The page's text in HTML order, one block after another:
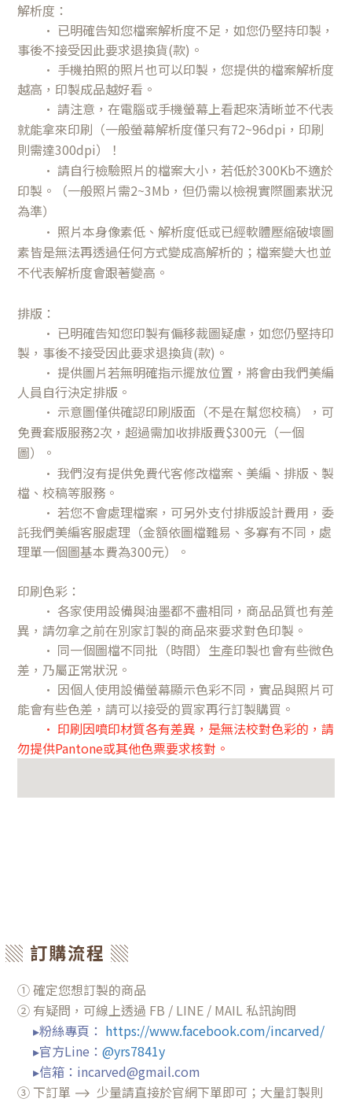
解析度：
• 已明確告知您檔案解析度不足，如您仍堅持印製，
事後不接受因此要求退換貨(款)。
• 手機拍照的照片也可以印製，您提供的檔案解析度
越高，印製成品越好看。
• 請注意，在電腦或手機螢幕上看起來清晰並不代表
就能拿來印刷（一般螢幕解析度僅只有72~96dpi，印刷
則需達300dpi）！
• 請自行檢驗照片的檔案大小，若低於300Kb不適於
印製。（一般照片需2~3Mb，但仍需以檢視實際圖素狀況
為準）
• 照片本身像素低、解析度低或已經軟體壓縮破壞圖
素皆是無法再透過任何方式變成高解析的；檔案變大也並
不代表解析度會跟著變高。
排版：
• 已明確告知您印製有偏移裁圖疑慮 ，如您仍堅持印
製，事後不接受因此要求退換貨(款)。
• 提供圖片若無明確指示擺放位置，將會由我們美編
人員自行決定排版。
• 示意圖僅供確認印刷版面（不是在幫您校稿），可
免費套版服務2次，超過需加收排版費$300元（一個
圖）。
• 我們沒有提供免費代客修改檔案、美編、排版、製
檔、校稿等服務。
• 若您不會處理檔案，可另外支付排版設計費用 ，委
託我們美編客服處理 （金額依圖檔難易、多寡有不同，處
理單一個圖基本費為300元）。
印刷色彩：
• 各家使用設備與油墨都不盡相同，商品品質也有差
異，請勿拿之前在別家訂製的商品來要求對色印製。
• 同一個圖檔不同批（時間）生產印製也會有些微色
差，乃屬正常狀況。
• 因個人使用設備螢幕顯示色彩不同，實品與照片可
能會有些色差，請可以接受的買家再行訂製購買。
• 印刷因噴印材質各有差異，是無法校對色彩的，請
勿提供Pantone或其他色票要求核對。
▒ 訂購流程 ▒
① 確定您想訂製的商品
② 有疑問，可線上透過 FB / LINE / MAIL 私訊詢問
▸粉絲專頁 ： https://www.facebook.com/incarved/
▸官方Line： @yrs7841y
▸信箱：incarved@gmail.com
③下訂單 ⟶ 少量請直接於官網下單即可；大量訂製則